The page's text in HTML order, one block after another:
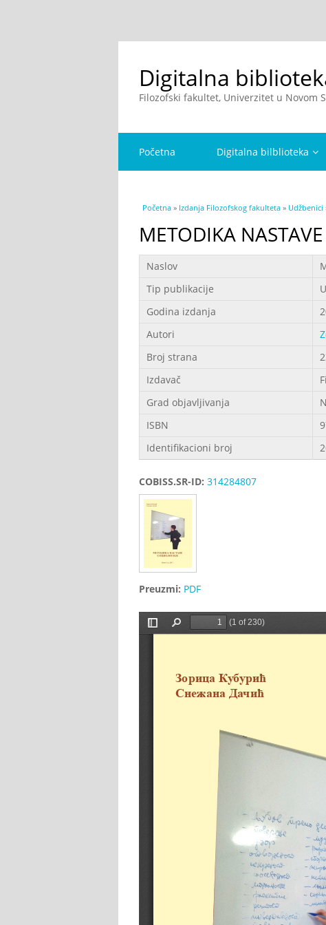
Digitalna
Filozofski fakultet, Univerzitet u Novom
Početna Digitalna bilblioteka
You are here
Početna » Izdanja Filozofskog fakulteta » Udžbenici
METODIKA
Podaci
Naslov
Tip publikacije
Godina izdanja
Autori
Broj strana
Izdavač
Grad objavljivanja
ISBN
Identifikacioni broj
COBISS.SR-ID: 314284807
Preuzmi: PDF